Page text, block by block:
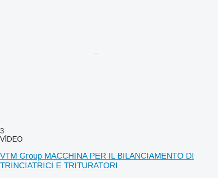
3
VÍDEO
VTM Group MACCHINA PER IL BILANCIAMENTO DI
TRINCIATRICI E TRITURATORI